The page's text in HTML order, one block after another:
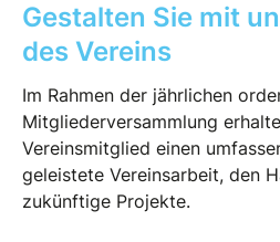
Gestalten Sie mit
des Vereins
Im Rahmen der jährlichen
Mitgliederversammlung
Vereinsmitglied einen
geleistete Vereinsarbeit, den
zukünftige Projekte.